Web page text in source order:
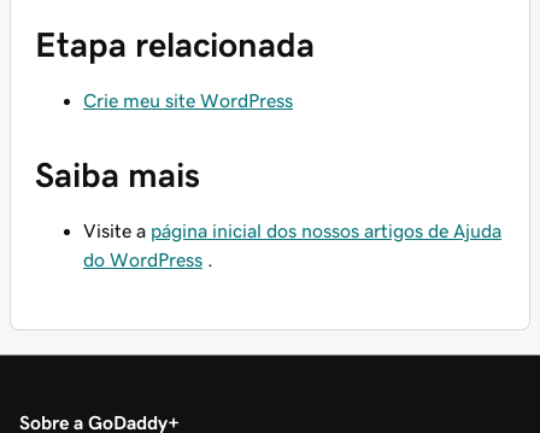
Etapa relacionada
Crie meu site WordPress
Saiba mais
Visite a página inicial dos nossos artigos de Ajuda
do WordPress
Sobre a GoDaddy